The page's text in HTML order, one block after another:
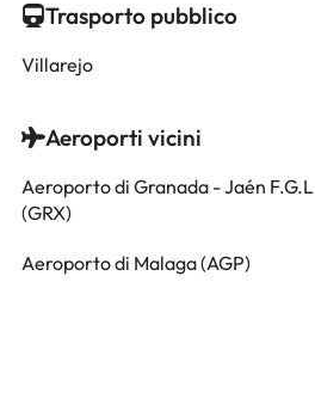
Trasporto pubblico
Villarejo
Aeroporti vicini
Aeroporto di Granada - Jaén F.G.L
(GRX)
Aeroporto di Malaga (AGP)